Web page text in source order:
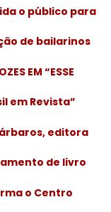
o público para
de bailarinos
EM “ESSE
em Revista”
editora
de livro
o Centro